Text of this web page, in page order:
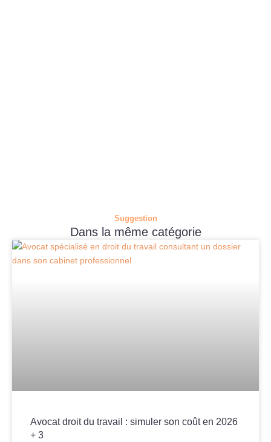
Suggestion
Dans la même catégorie
Avocat droit du travail : simuler son coût en 2026
+ 3